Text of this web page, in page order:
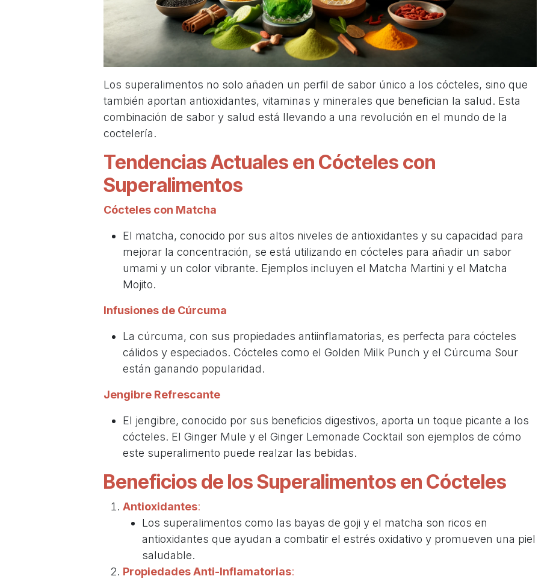
Los superalimentos no solo añaden un perfil de sabor único a los cócteles, sino que
también aportan antioxidantes, vitaminas y minerales que benefician la salud. Esta
combinación de sabor y salud está llevando a una revolución en el mundo de la
coctelería.
Tendencias Actuales en Cócteles con
Superalimentos
Cócteles con Matcha
El matcha, conocido por sus altos niveles de antioxidantes y su capacidad para
mejorar la concentración, se está utilizando en cócteles para añadir un sabor
umami y un color vibrante. Ejemplos incluyen el Matcha Martini y el Matcha
Mojito.
Infusiones de Cúrcuma
La cúrcuma, con sus propiedades antiinflamatorias, es perfecta para cócteles
cálidos y especiados. Cócteles como el Golden Milk Punch y el Cúrcuma Sour
están ganando popularidad.
Jengibre Refrescante
El jengibre, conocido por sus beneficios digestivos, aporta un toque picante a los
cócteles. El Ginger Mule y el Ginger Lemonade Cocktail son ejemplos de cómo
este superalimento puede realzar las bebidas.
Beneficios de los Superalimentos en Cócteles
Antioxidantes:
Los superalimentos como las bayas de goji y el matcha son ricos en
antioxidantes que ayudan a combatir el estrés oxidativo y promueven una piel
saludable.
Propiedades Anti-Inflamatorias: